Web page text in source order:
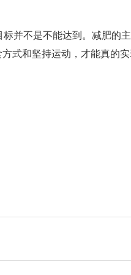
并不是不能达到。减肥的
式和坚持运动，才能真的实